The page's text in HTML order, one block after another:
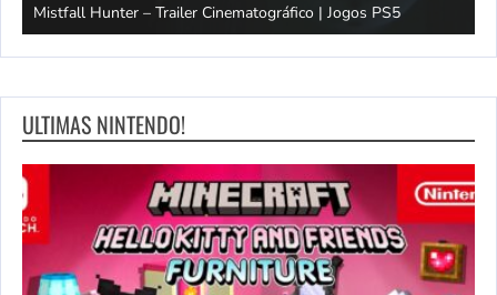
Mistfall Hunter – Trailer Cinematográfico | Jogos PS5
ULTIMAS NINTENDO!